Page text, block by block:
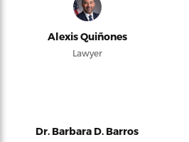
Alexis Quiñones
Lawyer
Dr. Barbara D. Barros